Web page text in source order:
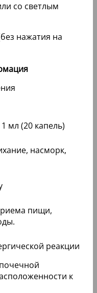
со светлым
нажатия на
мл (20 капель)
насморк,
пищи,
реакции
к